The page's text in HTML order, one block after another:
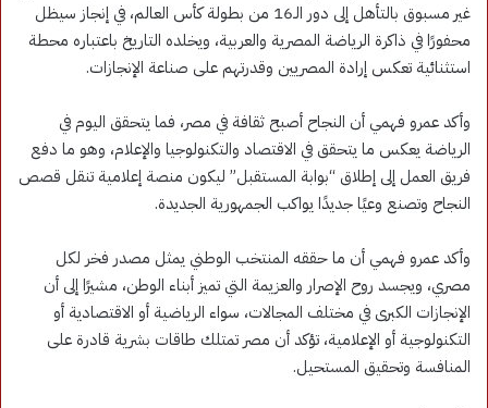
غير مسبوق بالتأهل إلى دور الـ16 من بطولة كأس العالم، في إنجاز سيظل
محفورًا في ذاكرة الرياضة المصرية والعربية، ويخلده التاريخ باعتباره محطة
استثنائية تعكس إرادة المصريين وقدرتهم على صناعة الإنجازات.
وأكد عمرو فهمي أن النجاح أصبح ثقافة في مصر، فما يتحقق اليوم في
الرياضة يعكس ما يتحقق في الاقتصاد والتكنولوجيا والإعلام، وهو ما دفع
فريق العمل إلى إطلاق “بوابة المستقبل” ليكون منصة إعلامية تنقل قصص
النجاح وتصنع وعيًا جديدًا يواكب الجمهورية الجديدة.
وأكد عمرو فهمي أن ما حققه المنتخب الوطني يمثل مصدر فخر لكل
مصري، ويجسد روح الإصرار والعزيمة التي تميز أبناء الوطن، مشيرًا إلى أن
الإنجازات الكبرى في مختلف المجالات، سواء الرياضية أو الاقتصادية أو
التكنولوجية أو الإعلامية، تؤكد أن مصر تمتلك طاقات بشرية قادرة على
المنافسة وتحقيق المستحيل.